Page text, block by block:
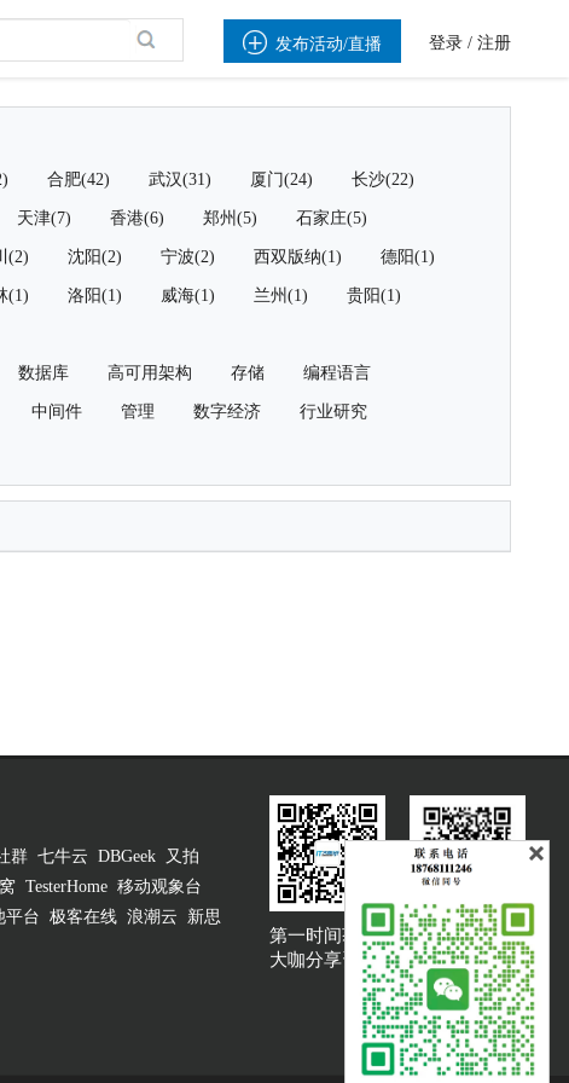
 发布活动/直播 登录 / 注册
合肥(42) 武汉(31) 厦门(24) 长沙(22)
天津(7) 香港(6) 郑州(5) 石家庄(5)
(2) 沈阳(2) 宁波(2) 西双版纳(1) 德阳(1)
(1) 洛阳(1) 威海(1) 兰州(1) 贵阳(1)
数据库 高可用架构 存储 编程语言
中间件 管理 数字经济 行业研究
群 七牛云 DBGeek
又拍
TesterHome 移动观象台
平台 极客在线 浪潮云
新思
第一时间获取
大咖分享资讯
大咖说吐槽客服